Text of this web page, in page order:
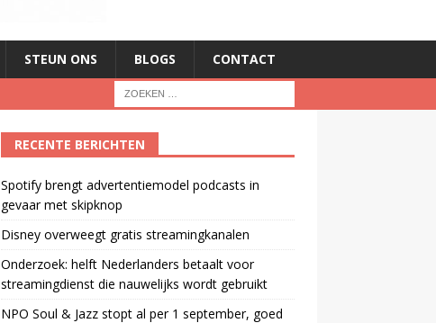
STEUN ONS BLOGS CONTACT
RECENTE BERICHTEN
Spotify brengt advertentiemodel podcasts in
gevaar met skipknop
Disney overweegt gratis streamingkanalen
Onderzoek: helft Nederlanders betaalt voor
streamingdienst die nauwelijks wordt gebruikt
NPO Soul & Jazz stopt al per 1 september, goed